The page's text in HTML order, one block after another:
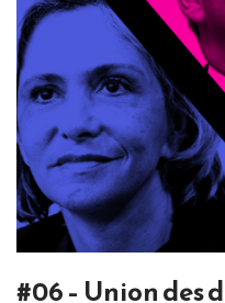
#06 – Union des